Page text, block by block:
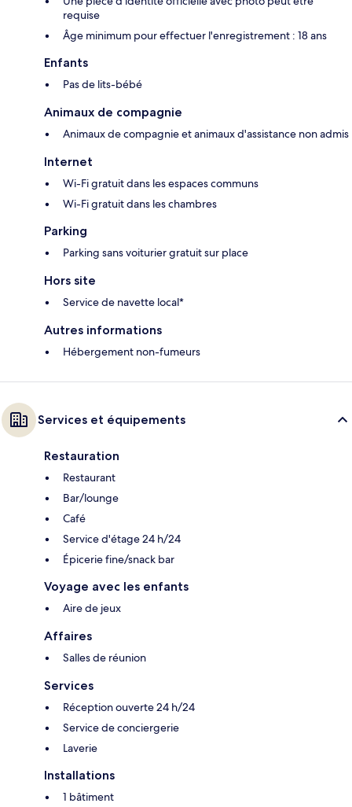
requise
Âge minimum pour effectuer l'enregistrement : 18 ans
Enfants
Pas de lits-bébé
Animaux de compagnie
Animaux de compagnie et animaux d'assistance non admis
Internet
Wi-Fi gratuit dans les espaces communs
Wi-Fi gratuit dans les chambres
Parking
Parking sans voiturier gratuit sur place
Hors site
Service de navette local*
Autres informations
Hébergement non-fumeurs
Services et équipements
Restauration
Restaurant
Bar/lounge
Café
Service d'étage 24 h/24
Épicerie fine/snack bar
Voyage avec les enfants
Aire de jeux
Affaires
Salles de réunion
Services
Réception ouverte 24 h/24
Service de conciergerie
Laverie
Installations
1 bâtiment